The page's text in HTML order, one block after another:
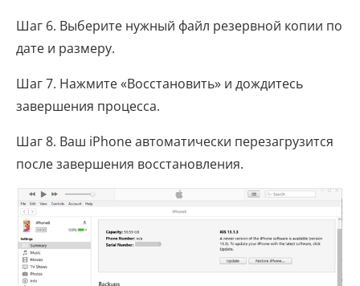
Шаг 6. Выберите нужный файл резервной копии по
дате и размеру.
Шаг 7. Нажмите «Восстановить» и дождитесь
завершения процесса.
Шаг 8. Ваш iPhone автоматически перезагрузится
после завершения восстановления.